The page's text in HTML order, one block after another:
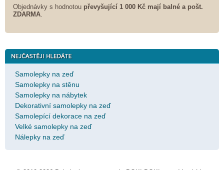
Objednávky s hodnotou převyšující 1 000 Kč mají balné a pošt.
ZDARMA.
Samolepky na zeď
Samolepky na stěnu
Samolepky na nábytek
Dekorativní samolepky na zeď
Samolepící dekorace na zeď
Velké samolepky na zeď
Nálepky na zeď